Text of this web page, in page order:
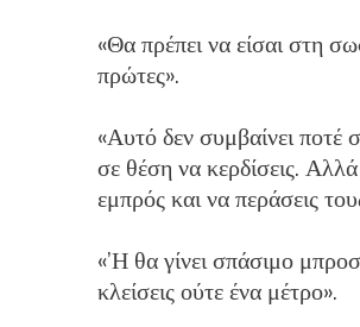
«Θα πρέπει να είσαι στη
πρώτες».
«Αυτό δεν συμβαίνει ποτέ
σε θέση να κερδίσεις.
εμπρός και να περάσεις
«’Η θα γίνει σπάσιμο
κλείσεις ούτε ένα μέτρο».